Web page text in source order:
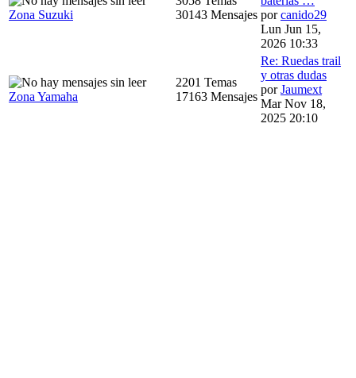
Zona Suzuki
30143 Mensajes porcanido29
Lun Jun 15,
2026 10:33
Zona Yamaha
2201 Temas
17163 Mensajes
Re: Ruedas trail
y otras dudas
porJaumext
Mar Nov 18,
2025 20:10